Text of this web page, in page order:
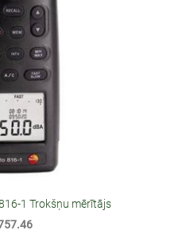
1 Trokšņu mērītājs